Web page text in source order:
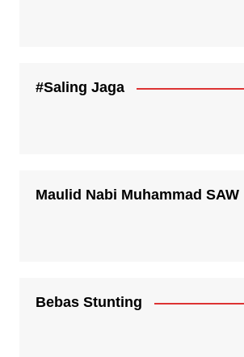
#Saling Jaga
Maulid Nabi Muhammad SAW
Bebas Stunting